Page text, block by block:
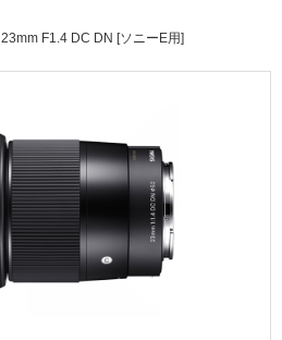
F1.4 DC DN [ソニーE用]